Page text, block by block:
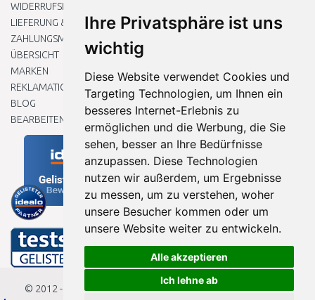
Ihre Privatsphäre ist uns
wichtig
Diese Website verwendet Cookies und
Targeting Technologien, um Ihnen ein
besseres Internet-Erlebnis zu
ermöglichen und die Werbung, die Sie
sehen, besser an Ihre Bedürfnisse
anzupassen. Diese Technologien
nutzen wir außerdem, um Ergebnisse
zu messen, um zu verstehen, woher
unsere Besucher kommen oder um
unsere Website weiter zu entwickeln.
Alle akzeptieren
Ich lehne ab
WIDERRUFSRECHT
LIEFERUNG & ZAHLUNG
ZAHLUNGSMETHODEN
ÜBERSICHT
MARKEN
REKLAMATIONEN UND RETOUREN
BLOG
BEARBEITEN SIE MEINE COOKIE-EINSTELLUNGEN
© 2012 - 2026Baumarkteu.de